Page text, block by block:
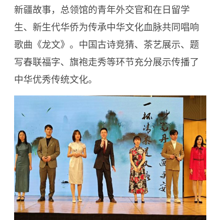
新疆故事，总领馆的青年外交官和在日留学
生、新生代华侨为传承中华文化血脉共同唱响
歌曲《龙文》。中国古诗竞猜、茶艺展示、题
写春联福字、旗袍走秀等环节充分展示传播了
中华优秀传统文化。